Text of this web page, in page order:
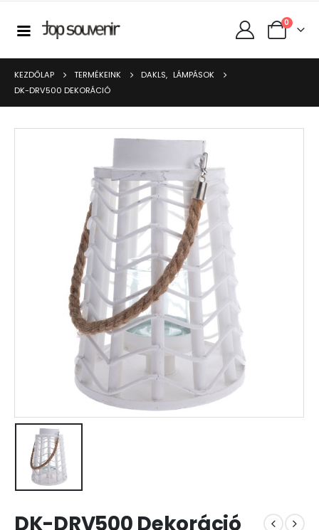
0
KEZDŐLAP TERMÉKEINK DAKLS, LÁMPÁSOK
DK-DRV500 DEKORÁCIÓ
DK-DRV500 Dekoráció